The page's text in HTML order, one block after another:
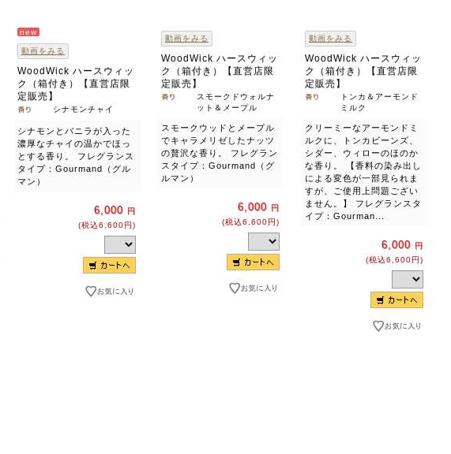
new
動画をみる
WoodWick ハースウィッ
ク（箱付き）【直営店限
定販売】
シナモンチャイ
シナモンとバニラが入った
濃厚なチャイの温かでほっ
とする香り。 フレグランス
タイプ：Gourmand（グル
マン）
6,000 円
(税込6,600円)
動画をみる
WoodWick ハースウィッ
ク（箱付き）【直営店限
定販売】
スモークドウォルナ
ット＆メープル
スモークウッドとメープル
でキャラメリゼしたナッツ
の贅沢な香り。 フレグラン
スタイプ：Gourmand（グ
ルマン）
6,000 円
(税込6,600円)
動画をみる
WoodWick ハースウィッ
ク（箱付き）【直営店限
定販売】
トンカ＆アーモンド
ミルク
クリーミーなアーモンドミ
ルクに、トンカビーンズ、
シダー、ウィローのほのか
な香り。 【香料の染み出し
による変色が一部見られま
すが、ご使用上問題ござい
ません。】 フレグランスタ
イプ：Gourman...
6,000 円
(税込6,600円)